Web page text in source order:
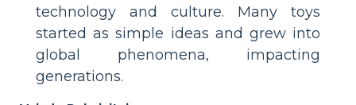
technology and culture. Many toys
started as simple ideas and grew into
global phenomena, impacting
generations.